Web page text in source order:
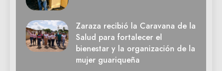
Zaraza recibió la Caravana de la
Salud para fortalecer el
bienestar y la organización de la
mujer guariqueña